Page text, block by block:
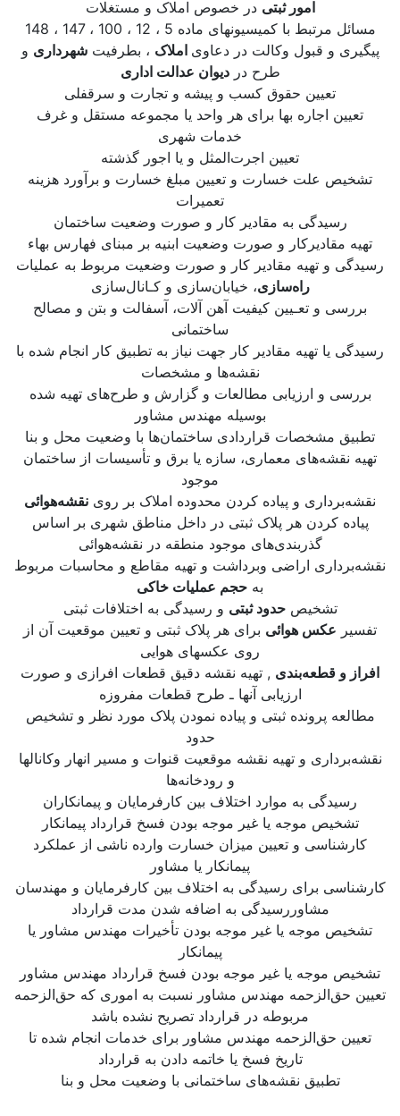
امور ثبتی در خصوص املاک و مستغلات
مسائل مرتبط با کمیسیونهای ماده 5 ، 12 ، 100 ، 147 ، 148
پیگیری و قبول وکالت در دعاوی املاک ، بطرفیتشهرداری و
طرح دردیوان عدالت اداری
تعیین حقوق کسب و پیشه و تجارت و سرقفلی
تعیین اجاره بها برای هر واحد یا مجموعه مستقل و غرف
خدمات شهری
تعیین اجرت‌المثل و یا اجور گذشته
تشخیص علت خسارت و تعیین مبلغ خسارت و برآورد هزینه
تعمیرات
رسیدگی به مقادیر کار و صورت وضعیت ساختمان
تهیه مقادیرکار و صورت وضعیت ابنیه بر مبنای فهارس بهاء
رسیدگی و تهیه مقادیر کار و صورت وضعیت مربوط به عملیات
راه‌سازی، خیابان‌سازی و کـانال‌سازی
بررسی و تعـیین کیفیت آهن آلات، آسفالت و بتن و مصالح
ساختمانی
رسیدگی یا تهیه مقادیر کار جهت نیاز به تطبیق کار انجام شده با
نقشه‌ها و مشخصات
بررسی و ارزیابی مطالعات و گزارش و طرح‌های تهیه شده
بوسیله مهندس مشاور
تطبیق مشخصات قراردادی ساختمان‌ها با وضعیت محل و بنا
تهیه نقشه‌های معماری، سازه یا برق و تأسیسات از ساختمان
موجود
نقشه‌برداری و پیاده کردن محدوده املاک بر روی نقشه‌هوائی
پیاده کردن هر پلاک ثبتی در داخل مناطق شهری بر اساس
گذربندی‌های موجود منطقه در نقشه‌هوائی
نقشه‌برداری اراضی وبرداشت و تهیه مقاطع و محاسبات مربوط
به حجم عملیات خاکی
تشخیصحدود ثبتی و رسیدگی به اختلافات ثبتی
تفسیر عکس هوائی برای هر پلاک ثبتی و تعیین موقعیت آن از
روی عکسهای هوایی
افراز و قطعه‌بندی , تهیه نقشه دقیق قطعات افرازی و صورت
ارزیابی آنها ـ طرح قطعات مفروزه
مطالعه پرونده ثبتی و پیاده نمودن پلاک مورد نظر و تشخیص
حدود
نقشه‌برداری و تهیه نقشه موقعیت قنوات و مسیر انهار وکانالها
و رودخانه‌ها
رسیدگی به موارد اختلاف بین کارفرمایان و پیمانکاران
تشخیص موجه یا غیر موجه بودن فسخ قرارداد پیمانکار
کارشناسی و تعیین میزان خسارت وارده ناشی از عملکرد
پیمانکار یا مشاور
کارشناسی برای رسیدگی به اختلاف بین کارفرمایان و مهندسان
مشاوررسیدگی به اضافه شدن مدت قرارداد
تشخیص موجه یا غیر موجه بودن تأخیرات مهندس مشاور یا
پیمانکار
تشخیص موجه یا غیر موجه بودن فسخ قرارداد مهندس مشاور
تعیین حق‌الزحمه مهندس مشاور نسبت به اموری که حق‌الزحمه
مربوطه در قرارداد تصریح نشده باشد
تعیین حق‌الزحمه مهندس مشاور برای خدمات انجام شده تا
تاریخ فسخ یا خاتمه دادن به قرارداد
تطبیق نقشه‌های ساختمانی با وضعیت محل و بنا